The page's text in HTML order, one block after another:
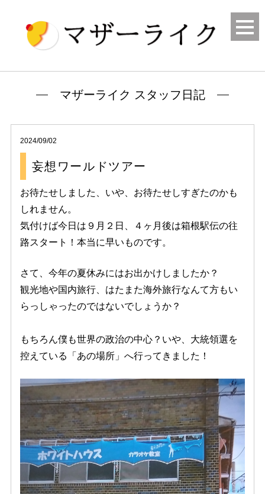
マザーライク スタッフ日記
2024/09/02
妄想ワールドツアー
お待たせしました、いや、お待たせしすぎたのかも
しれません。
気付けば今日は９月２日、４ヶ月後は箱根駅伝の往
路スタート！本当に早いものです。
さて、今年の夏休みにはお出かけしましたか？
観光地や国内旅行、はたまた海外旅行なんて方もい
らっしゃったのではないでしょうか？
もちろん僕も世界の政治の中心？いや、大統領選を
控えている「あの場所」へ行ってきました！